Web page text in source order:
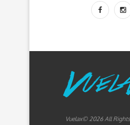
Vuelax© 2026 All